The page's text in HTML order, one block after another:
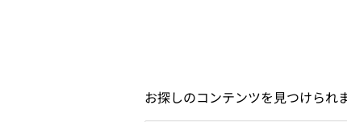
お探しのコンテンツを見つけられ